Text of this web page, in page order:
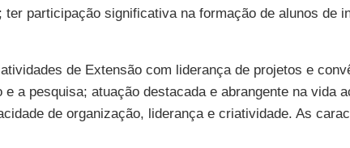
participação significativa na formação de alunos de
de Extensão com liderança de projetos e
a pesquisa; atuação destacada e abrangente na vida
de organização, liderança e criatividade. As